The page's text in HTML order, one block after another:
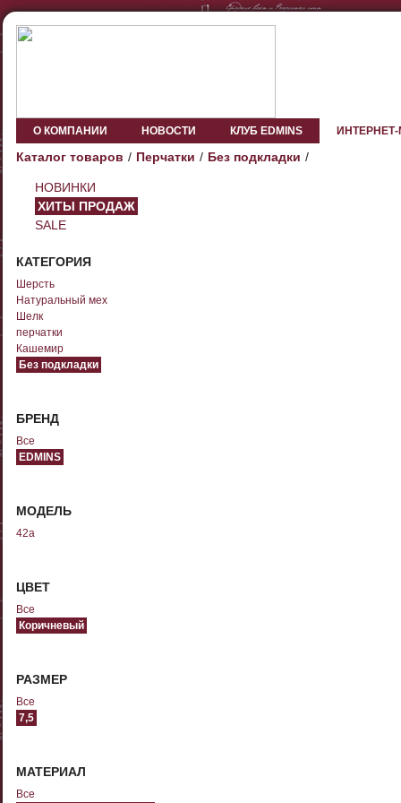
О КОМПАНИИ НОВОСТИ КЛУБ EDMINS
Каталог товаров Перчатки Без подкладки
НОВИНКИ
ХИТЫ ПРОДАЖ
SALE
КАТЕГОРИЯ
Шерсть
Натуральный мех
Шелк
перчатки
Кашемир
Без подкладки
БРЕНД
Все
EDMINS
МОДЕЛЬ
42а
ЦВЕТ
Все
Коричневый
РАЗМЕР
Все
7,5
МАТЕРИАЛ
Все